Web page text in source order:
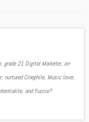
grade 21 Digital Marketer, on-
nurtured Cinephile, Music lover,
and Yuccie?